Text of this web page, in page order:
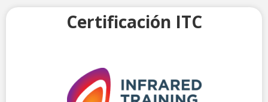
Certificación ITC